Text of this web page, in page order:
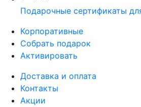
Подарочные сертификаты
Корпоративные
Собрать подарок
Активировать
Доставка и оплата
Контакты
Акции